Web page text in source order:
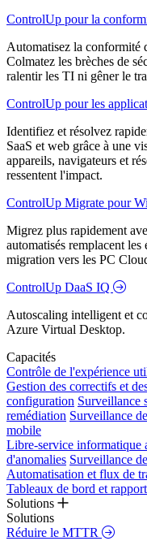
ControlUp pour la
Automatisez la conformité
Colmatez les brèches de
ralentir les TI ni gêner le
ControlUp pour les
Identifiez et résolvez
SaaS et web grâce à une
appareils, navigateurs et
ressentent l'impact.
ControlUp Migrate pour
Migrez plus rapidement
automatisés remplacent les
migration vers les PC
ControlUp DaaS IQ
Autoscaling intelligent et
Azure Virtual Desktop.
Capacités
Contrôle de l'expérience
Gestion des correctifs et
configuration Surveillance
remédiation Surveillance
mobile
Libre-service informatique
d'anomalies Surveillance
Automatisation et flux de
Tableaux de bord et
Solutions
Solutions
Réduire le MTTR